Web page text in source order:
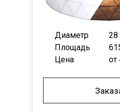
от
Диаметр
Площадь
Цена